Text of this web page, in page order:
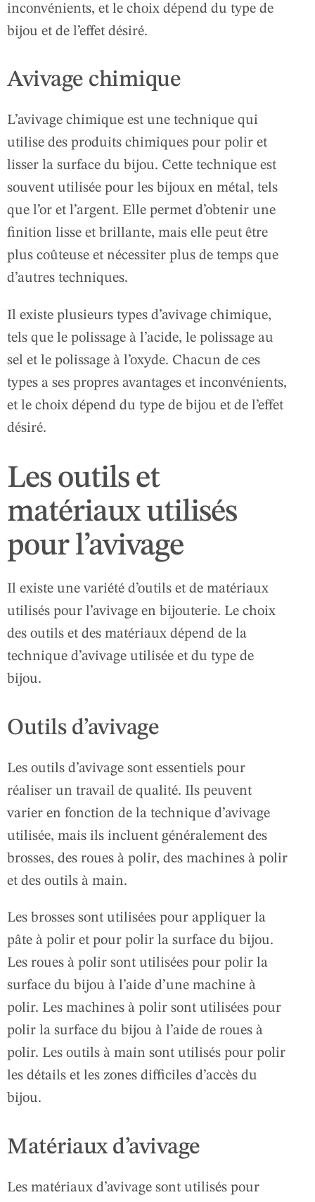
inconvénients, et le choix dépend du type de
bijou et de l’effet désiré.
Avivage chimique
L’avivage chimique est une technique qui
utilise des produits chimiques pour polir et
lisser la surface du bijou. Cette technique est
souvent utilisée pour les bijoux en métal, tels
que l’or et l’argent. Elle permet d’obtenir une
finition lisse et brillante, mais elle peut être
plus coûteuse et nécessiter plus de temps que
d’autres techniques.
Il existe plusieurs types d’avivage chimique,
tels que le polissage à l’acide, le polissage au
sel et le polissage à l’oxyde. Chacun de ces
types a ses propres avantages et inconvénients,
et le choix dépend du type de bijou et de l’effet
désiré.
Les outils et
matériaux utilisés
pour l’avivage
Il existe une variété d’outils et de matériaux
utilisés pour l’avivage en bijouterie. Le choix
des outils et des matériaux dépend de la
technique d’avivage utilisée et du type de
bijou.
Outils d’avivage
Les outils d’avivage sont essentiels pour
réaliser un travail de qualité. Ils peuvent
varier en fonction de la technique d’avivage
utilisée, mais ils incluent généralement des
brosses, des roues à polir, des machines à polir
et des outils à main.
Les brosses sont utilisées pour appliquer la
pâte à polir et pour polir la surface du bijou.
Les roues à polir sont utilisées pour polir la
surface du bijou à l’aide d’une machine à
polir. Les machines à polir sont utilisées pour
polir la surface du bijou à l’aide de roues à
polir. Les outils à main sont utilisés pour polir
les détails et les zones difficiles d’accès du
bijou.
Matériaux d’avivage
Les matériaux d’avivage sont utilisés pour